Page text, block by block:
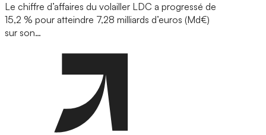
Le chiffre d’affaires du volailler LDC a progressé de
15,2 % pour atteindre 7,28 milliards d’euros (Md€)
sur son…